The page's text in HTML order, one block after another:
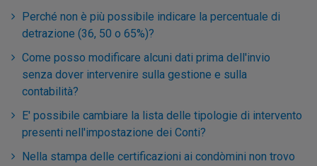
Perché non è più possibile indicare la percentuale di
detrazione (36, 50 o 65%)?
Come posso modificare alcuni dati prima dell'invio
senza dover intervenire sulla gestione e sulla
contabilità?
E' possibile cambiare la lista delle tipologie di intervento
presenti nell'impostazione dei Conti?
Nella stampa delle certificazioni ai condòmini non trovo